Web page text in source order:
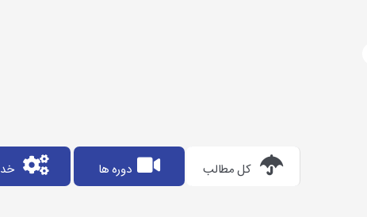
کل مطالب دوره ها